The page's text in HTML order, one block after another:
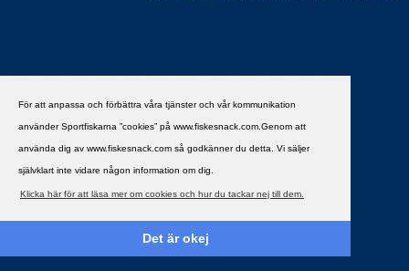
För att anpassa och förbättra våra tjänster och vår kommunikation
använder Sportfiskarna ”cookies” på www.fiskesnack.com.Genom att
använda dig av www.fiskesnack.com så godkänner du detta. Vi säljer
självklart inte vidare någon information om dig.
Klicka här för att läsa mer om cookies och hur du tackar nej till dem.
Det är okej